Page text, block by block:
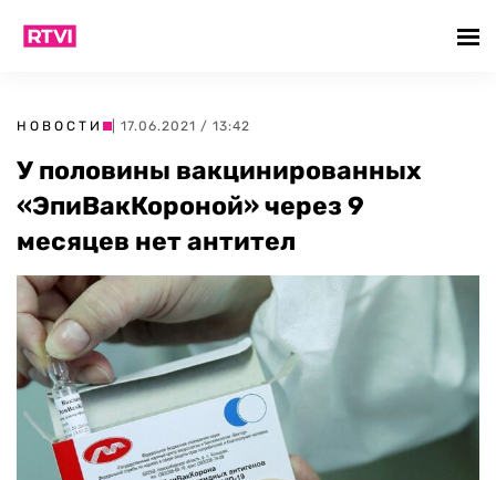
НОВОСТИ | 17.06.2021 / 13:42
У половины вакцинированных
«ЭпиВакКороной» через 9
месяцев нет антител